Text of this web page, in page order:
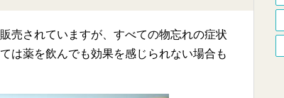
売されていますが、すべての物忘れの症状
は薬を飲んでも効果を感じられない場合も